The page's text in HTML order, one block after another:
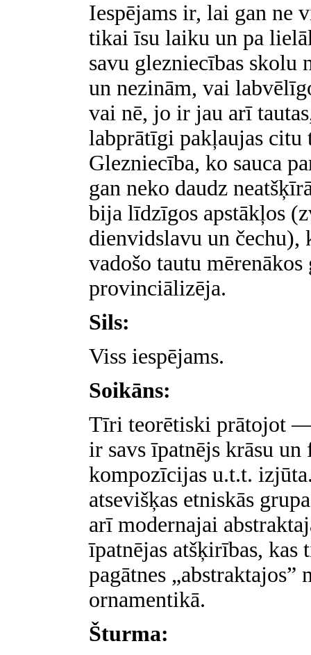
Iespējams ir, lai gan ne
tikai īsu laiku un pa
savu glezniecības skolu
un nezinām, vai
vai nē, jo ir jau arī
labprātīgi pakļaujas
Glezniecība, ko sauca
gan neko daudz
bija līdzīgos apstākļos
dienvidslavu un čechu),
vadošo tautu
provinciālizēja.
Sils:
Viss iespējams.
Soikāns:
Tīri teorētiski prātojot
ir savs īpatnējs krāsu
kompozīcijas u.t.t.
atsevišķas etniskās
arī modernajai
īpatnējas atšķirības, kas
pagātnes
ornamentikā.
Šturma: